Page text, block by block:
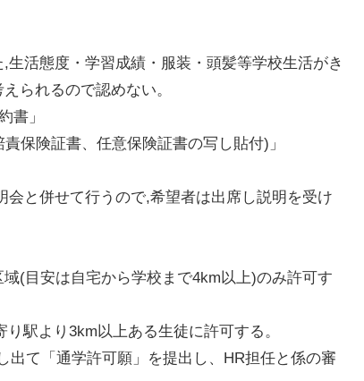
活態度・学習成績・服装・頭髪等学校生活がき
られるので認めない。
書」
保険証書、任意保険証書の写し貼付)」
と併せて行うので,希望者は出席し説明を受け
(目安は自宅から学校まで4km以上)のみ許可す
駅より3km以上ある生徒に許可する。
出て「通学許可願」を提出し、HR担任と係の審